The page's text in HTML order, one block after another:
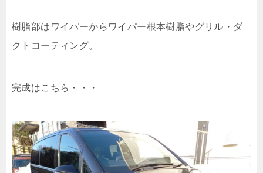
樹脂部はワイパーからワイパー根本樹脂やグリル・ダ
クトコーティング。
完成はこちら・・・